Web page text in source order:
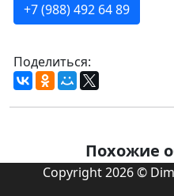
+7 (988) 492 64 89
Поделиться:
Похожие
Copyright 2026 ©